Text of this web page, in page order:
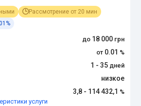
Рассмотрение от 20 мин
18 000
0.01
1 - 35
низкое
3,8 - 114 432,1
услуги